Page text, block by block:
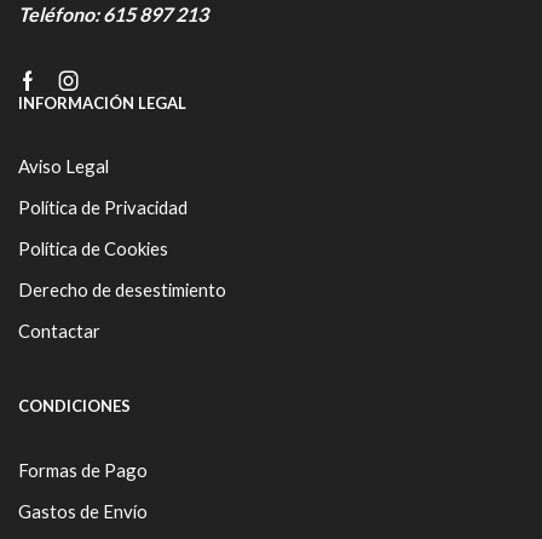
Teléfono:615 897 213
FacebookInstagram
INFORMACIÓN LEGAL
Aviso Legal
Política de Privacidad
Política de Cookies
Derecho de desestimiento
Contactar
CONDICIONES
Formas de Pago
Gastos de Envío